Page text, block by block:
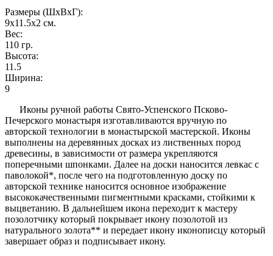
Размеры (ШxВxГ):
9x11.5x2 см.
Вес:
110 гр.
Высота:
11.5
Ширина:
9
Иконы ручной работы Свято-Успенского Псково-
Печерского монастыря изготавливаются вручную по
авторской технологии в монастырской мастерской. Иконы
выполнены на деревянных досках из лиственных пород
древесины, в зависимости от размера укрепляются
поперечными шпонками. Далее на доски наносится левкас с
паволокой*, после чего на подготовленную доску по
авторской технике наносится основное изображение
высококачественными пигментными красками, стойкими к
выцветанию. В дальнейшем икона переходит к мастеру
позолотчику который покрывает икону позолотой из
натурального золота** и передает икону иконописцу который
завершает образ и подписывает икону.